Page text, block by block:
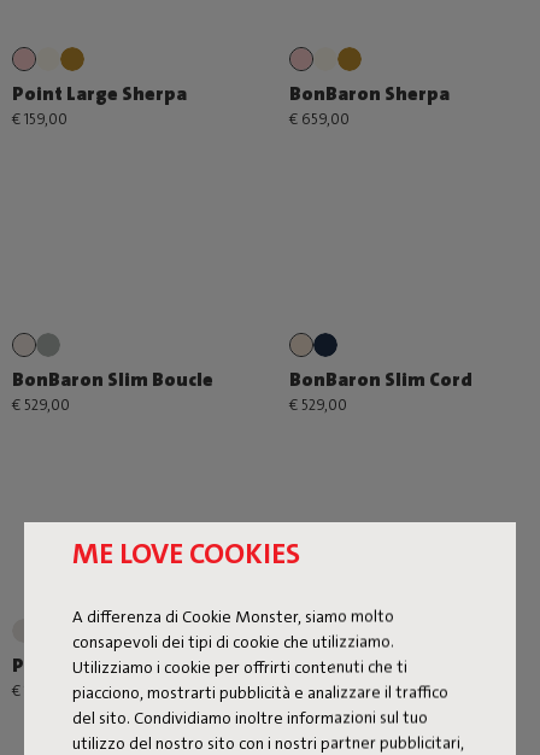
ME LOVE COOKIES
A differenza di Cookie Monster, siamo molto
consapevoli dei tipi di cookie che utilizziamo.
Utilizziamo i cookie per offrirti contenuti che ti
piacciono, mostrarti pubblicità e analizzare il traffico
del sito. Condividiamo inoltre informazioni sul tuo
utilizzo del nostro sito con i nostri partner pubblicitari,
Point Large Sherpa
€ 159,00
BonBaron Sherpa
€ 659,00
BonBaron Slim Boucle
€ 529,00
BonBaron Slim Cord
€ 529,00
Point Large Outdoor
€ 179,00
Point Cord
€ 99,00